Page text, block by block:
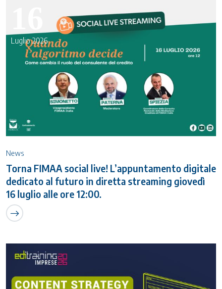
Luglio 2026
News
Torna FIMAA social live! L’appuntamento digitale
dedicato al futuro in diretta streaming giovedì
16 luglio alle ore 12:00.